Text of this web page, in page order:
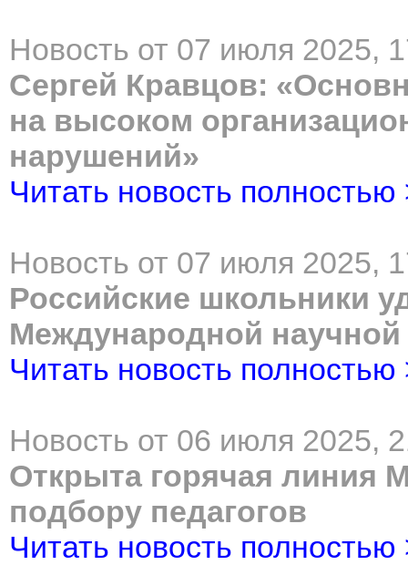
Новость от 07 июля 2025,
Сергей Кравцов:
на высоком
нарушений»
Читать новость полностью
Новость от 07 июля 2025,
Российские школьники
Международной
Читать новость полностью
Новость от 06 июля 2025,
Открыта горячая линия
подбору педагогов
Читать новость полностью